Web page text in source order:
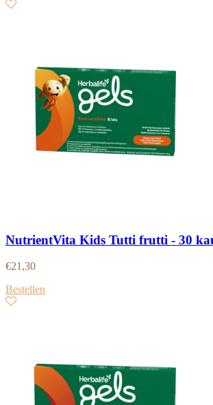
NutrientVita Kids Tutti frutti - 30
€21,30
Bestellen